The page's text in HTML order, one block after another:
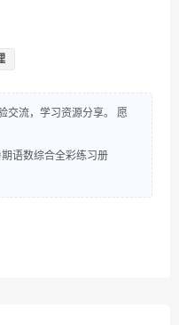
交流，学习资源分享。 愿
语数综合全彩练习册